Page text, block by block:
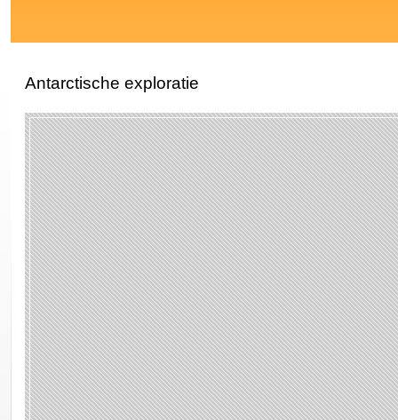
Antarctische exploratie